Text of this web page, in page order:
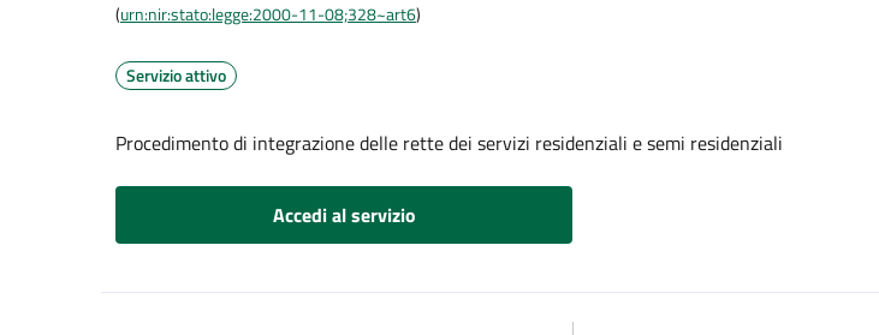
(urn:nir:stato:legge:2000-11-08;328~art6)
Servizio attivo
Procedimento di integrazione delle rette dei servizi residenziali e semi residenziali
Accedi al servizio